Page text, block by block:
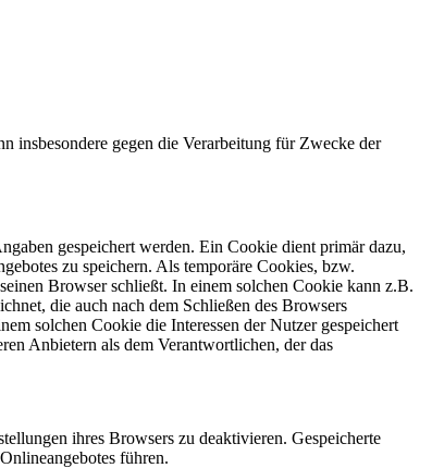
insbesondere gegen die Verarbeitung für Zwecke der
gespeichert werden. Ein Cookie dient primär dazu,
zu speichern. Als temporäre Cookies, bzw.
Browser schließt. In einem solchen Cookie kann z.B.
die auch nach dem Schließen des Browsers
solchen Cookie die Interessen der Nutzer gespeichert
Anbietern als dem Verantwortlichen, der das
ihres Browsers zu deaktivieren. Gespeicherte
führen.